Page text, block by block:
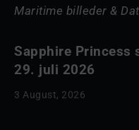
Maritime billeder &
Sapphire Princess
29. juli 2026
3 August, 2026